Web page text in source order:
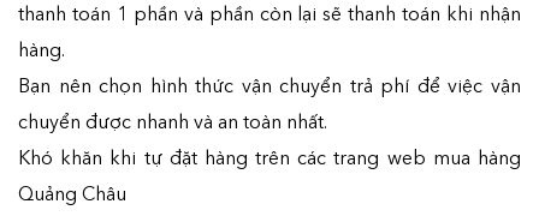
thanh toán 1 phần và phần còn lại sẽ thanh toán khi nhận
hàng.
Bạn nên chọn hình thức vận chuyển trả phí để việc vận
chuyển được nhanh và an toàn nhất.
Khó khăn khi tự đặt hàng trên các trang web mua hàng
Quảng Châu